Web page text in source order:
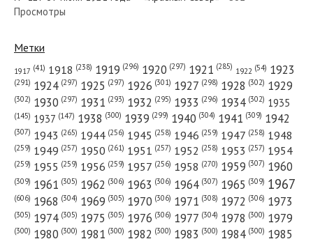
Просмотры
Метки
1917 (41) 1918 (238) 1919 (296) 1920 (297) 1921 (285) 1922 (54) 1923
(291) 1924 (297) 1925 (297) 1926 (301) 1927 (298) 1928 (302) 1929
(302) 1930 (297) 1931 (293) 1932 (295) 1933 (296) 1934 (302) 1935
(145) 1937 (147) 1938 (300) 1939 (299) 1940 (304) 1941 (309) 1942
(307) 1943 (265) 1944 (256) 1945 (258) 1946 (259) 1947 (258) 1948
(259) 1949 (257) 1950 (261) 1951 (257) 1952 (258) 1953 (257) 1954
(259) 1955 (259) 1956 (259) 1957 (256) 1958 (270) 1959 (307) 1960
(309) 1961 (305) 1962 (306) 1963 (306) 1964 (307) 1965 (309) 1967
(606) 1968 (304) 1969 (305) 1970 (306) 1971 (308) 1972 (306) 1973
(305) 1974 (305) 1975 (305) 1976 (306) 1977 (304) 1978 (300) 1979
(300) 1980 (300) 1981 (300) 1982 (300) 1983 (300) 1984 (300) 1985